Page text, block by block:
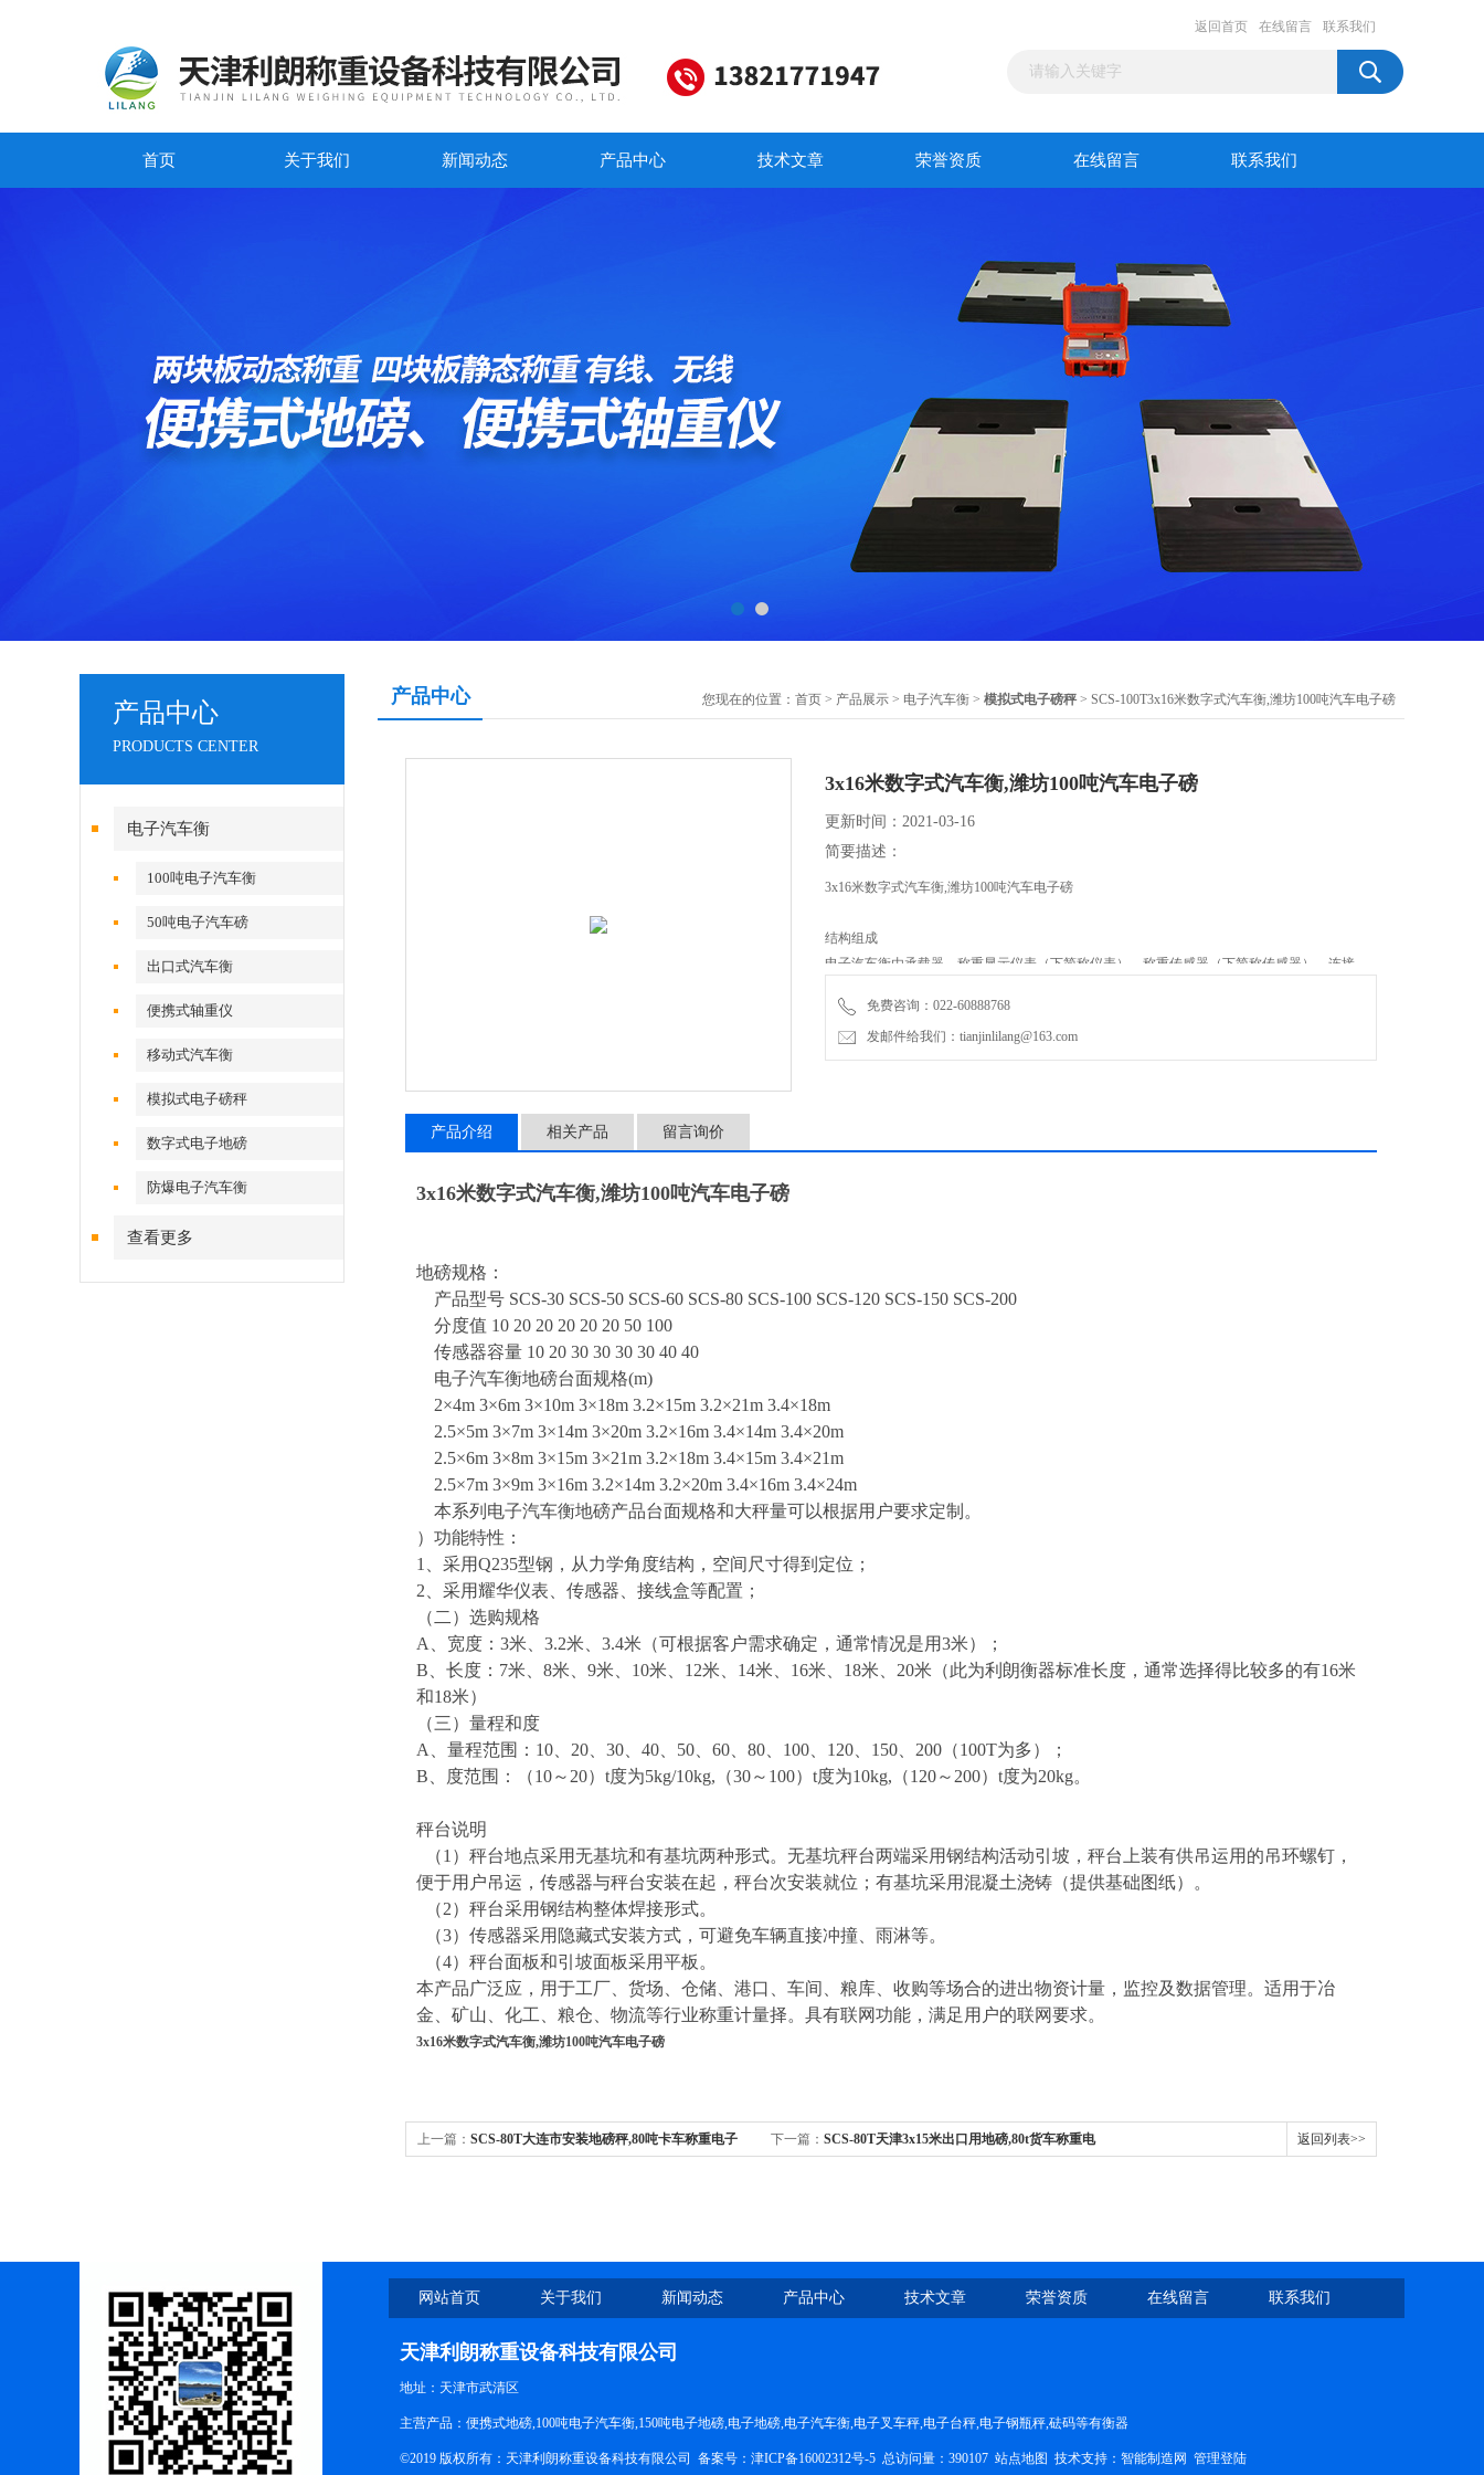
返回首页 在线留言 联系我们
首页 关于我们 新闻动态 产品中心 技术文章 荣誉资质 在线留言 联系我们
产品中心
PRODUCTS CENTER
电子汽车衡
100吨电子汽车衡
50吨电子汽车磅
出口式汽车衡
便携式轴重仪
移动式汽车衡
模拟式电子磅秤
数字式电子地磅
防爆电子汽车衡
查看更多
产品中心 您现在的位置： 首页 > 产品展示 > 电子汽车衡 > 模拟式电子磅秤> SCS-100T3x16米数字式汽车衡,潍坊100吨汽车电子磅
3x16米数字式汽车衡,潍坊100吨汽车电子磅
更新时间：2021-03-16
简要描述：
3x16米数字式汽车衡,潍坊100吨汽车电子磅
结构组成
电子汽车衡由承载器、称重显示仪表（下简称仪表）、称重传感器（下简称传感器）、连接
件和稳压电源等外部设备。地磅连接电脑，打印磅单，是目前种的管理方式；由电脑，打印
机，仪表，地磅软件组成称重管理系 统；车辆分两次上磅，毛重减去皮重得到净重打印磅单；
免费咨询：022-60888768
发邮件给我们：tianjinlilang@163.com
产品介绍 相关产品 留言询价
3x16米数字式汽车衡,潍坊100吨汽车电子磅
地磅规格：
产品型号 SCS-30 SCS-50 SCS-60 SCS-80 SCS-100 SCS-120 SCS-150 SCS-200
分度值 10 20 20 20 20 20 50 100
传感器容量 10 20 30 30 30 30 40 40
电子汽车衡地磅台面规格(m)
2×4m 3×6m 3×10m 3×18m 3.2×15m 3.2×21m 3.4×18m
2.5×5m 3×7m 3×14m 3×20m 3.2×16m 3.4×14m 3.4×20m
2.5×6m 3×8m 3×15m 3×21m 3.2×18m 3.4×15m 3.4×21m
2.5×7m 3×9m 3×16m 3.2×14m 3.2×20m 3.4×16m 3.4×24m
本系列电子汽车衡地磅产品台面规格和大秤量可以根据用户要求定制。
）功能特性：
1、采用Q235型钢，从力学角度结构，空间尺寸得到定位；
2、 采用耀华仪表、传感器、 接线盒等配置；
（二）选购规格
A、宽度：3米、3.2米、3.4米（可根据客户需求确定，通常情况是用3米）；
B、长度：7米、8米、9米、10米、12米、14米、16米、18米、20米（此为利朗衡器标准长度，通常选择得比较多的有16米
和18米）
（三）量程和度
A、量程范围：10、20、30、40、50、60、80、100、120、150、200（100T为多）；
B、度范围：（10～20）t度为5kg/10kg,（30～100）t度为10kg,（120～200）t度为20kg。
秤台说明
（1）秤台地点采用无基坑和有基坑两种形式。无基坑秤台两端采用钢结构活动引坡，秤台上装有供吊运用的吊环螺钉，
便于用户吊运，传感器与秤台安装在起，秤台次安装就位；有基坑采用混凝土浇铸（提供基础图纸）。
（2）秤台采用钢结构整体焊接形式。
（3）传感器采用隐藏式安装方式，可避免车辆直接冲撞、雨淋等。
（4）秤台面板和引坡面板采用平板。
本产品广泛应，用于工厂、货场、仓储、港口、车间、粮库、收购等场合的进出物资计量，监控及数据管理。适用于冶
金、矿山、化工、粮仓、物流等行业称重计量择。具有联网功能，满足用户的联网要求。
3x16米数字式汽车衡,潍坊100吨汽车电子磅
上一篇： SCS-80T大连市安装地磅秤,80吨卡车称重电子 下一篇： SCS-80T天津3x15米出口用地磅,80t货车称重电 返回列表>>
网站首页 关于我们 新闻动态 产品中心 技术文章 荣誉资质 在线留言 联系我们
天津利朗称重设备科技有限公司
地址：天津市武清区
主营产品：便携式地磅,100吨电子汽车衡,150吨电子地磅,电子地磅,电子汽车衡,电子叉车秤,电子台秤,电子钢瓶秤,砝码等有衡器
©2019 版权所有：天津利朗称重设备科技有限公司 备案号： 津ICP备16002312号-5 总访问量：390107 站点地图 技术支持： 智能制造网 管理登陆